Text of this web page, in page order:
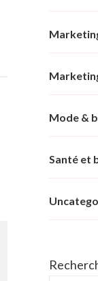
Mode &
Santé et